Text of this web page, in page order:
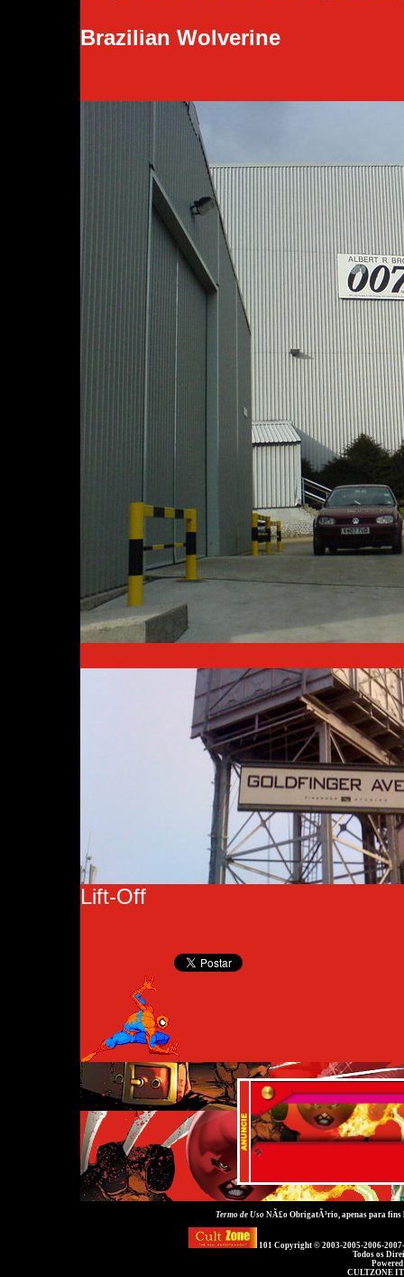
Brazilian Wolverine
Lift-Off
Termo de UsoNÃ£o ObrigatÃ³rio, apenas para
101 Copyright © 2003-2005-2006-
Todos os
CULTZONE